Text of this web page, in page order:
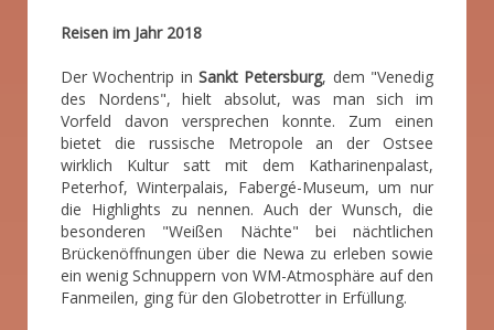
Reisen im Jahr 2018
Der Wochentrip in Sankt Petersburg, dem "Venedig
des Nordens", hielt absolut, was man sich im
Vorfeld davon versprechen konnte. Zum einen
bietet die russische Metropole an der Ostsee
wirklich Kultur satt mit dem Katharinenpalast,
Peterhof, Winterpalais, Fabergé-Museum, um nur
die Highlights zu nennen. Auch der Wunsch, die
besonderen "Weißen Nächte" bei nächtlichen
Brückenöffnungen über die Newa zu erleben sowie
ein wenig Schnuppern von WM-Atmosphäre auf den
Fanmeilen, ging für den Globetrotter in Erfüllung.